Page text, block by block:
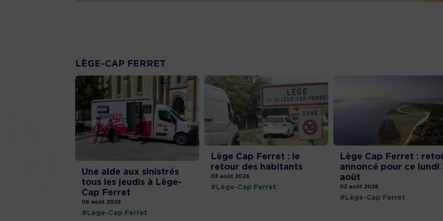
LÈGE-CAP FERRET
Une aide aux sinistrés
tous les jeudis à Lège-
Cap Ferret
06 août 2026
#Lège-Cap Ferret
Lège Cap Ferret : le
retour des habitants
03 août 2026
#Lège-Cap Ferret
Lège Cap Ferret :
annoncé pour ce lundi
août
02 août 2026
#Lège-Cap Ferret